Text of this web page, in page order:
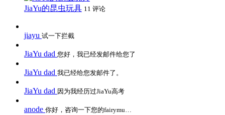
JiaYu的昆虫玩具 11 评论
jiayu 试一下拦截
JiaYu dad 您好，我已经发邮件给您了
JiaYu dad 我已经给您发邮件了。
JiaYu dad 因为我经历过JiaYu高考
anode 你好，咨询一下您的fairymu…